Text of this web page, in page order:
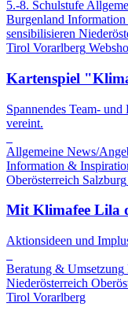
5.-8. Schulstufe
Burgenland
sensibilisieren
Tirol Vorarlberg
Kartenspiel
Spannendes Team-
vereint.
Allgemeine News/
Information &
Oberösterreich Salzburg
Mit Klimafee Lila
Aktionsideen und
Beratung & Umsetzung
Niederösterreich
Tirol Vorarlberg